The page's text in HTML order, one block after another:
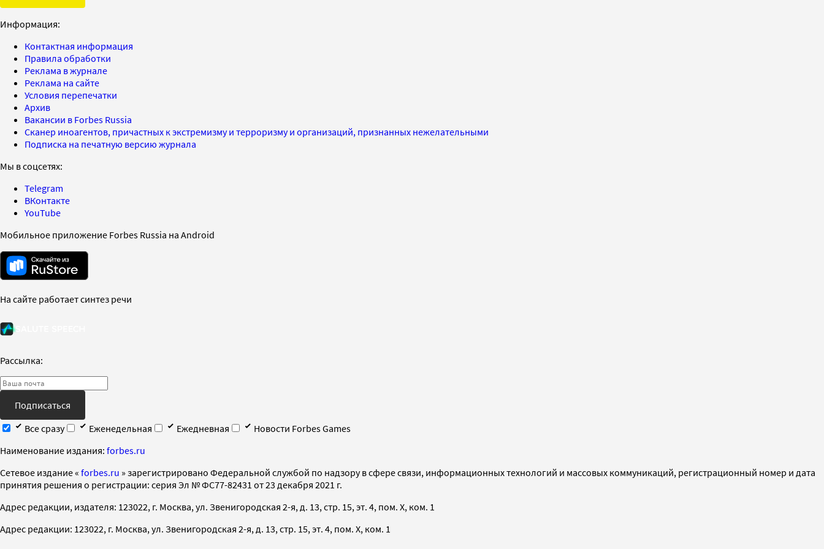
Информация:
Контактная информация
Правила обработки
Реклама в журнале
Реклама на сайте
Условия перепечатки
Архив
Вакансии в Forbes Russia
Сканер иноагентов, причастных к экстремизму и терроризму и организаций, признанных нежелательными
Подписка на печатную версию журнала
Мы в соцсетях:
Telegram
ВКонтакте
YouTube
Мобильное приложение Forbes Russia на Android
На сайте работает синтез речи
Рассылка:
Подписаться
Все сразу
Еженедельная Ежедневная
Новости Forbes Games
Наименование издания: forbes.ru
Cетевое издание « forbes.ru » зарегистрировано Федеральной службой по надзору в сфере связи, информационных технологий и массовых коммуникаций, регистрационный номер и дата
принятия решения о регистрации: серия Эл № ФС77-82431 от 23 декабря 2021 г.
Адрес редакции, издателя: 123022, г. Москва, ул. Звенигородская 2-я, д. 13, стр. 15, эт. 4, пом. X, ком. 1
Адрес редакции: 123022, г. Москва, ул. Звенигородская 2-я, д. 13, стр. 15, эт. 4, пом. X, ком. 1